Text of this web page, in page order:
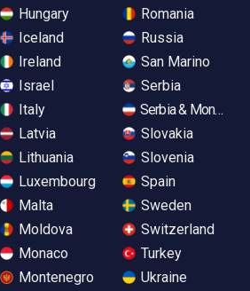
Hungary
Iceland
Ireland
Israel
Italy
Latvia
Lithuania
Luxembourg
Malta
Moldova
Monaco
Montenegro
Romania
Russia
San Marino
Serbia
Serbia &
Slovakia
Slovenia
Spain
Sweden
Switzerland
Turkey
Ukraine